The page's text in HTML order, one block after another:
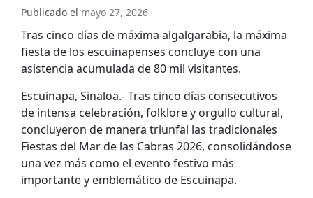
Publicado el mayo 27, 2026
Tras cinco días de máxima algalgarabía, la máxima
fiesta de los escuinapenses concluye con una
asistencia acumulada de 80 mil visitantes.
Escuinapa, Sinaloa.- Tras cinco días consecutivos
de intensa celebración, folklore y orgullo cultural,
concluyeron de manera triunfal las tradicionales
Fiestas del Mar de las Cabras 2026, consolidándose
una vez más como el evento festivo más
importante y emblemático de Escuinapa.